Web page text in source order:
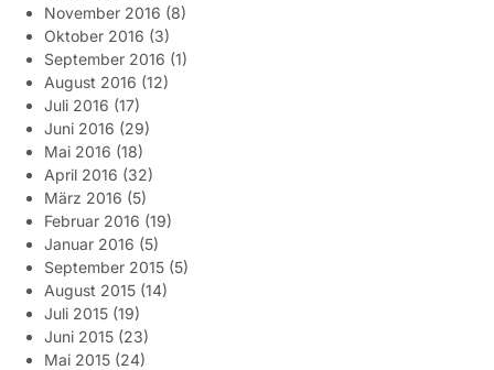
November 2016 (8)
Oktober 2016 (3)
September 2016 (1)
August 2016 (12)
Juli 2016 (17)
Juni 2016 (29)
Mai 2016 (18)
April 2016 (32)
März 2016 (5)
Februar 2016 (19)
Januar 2016 (5)
September 2015 (5)
August 2015 (14)
Juli 2015 (19)
Juni 2015 (23)
Mai 2015 (24)